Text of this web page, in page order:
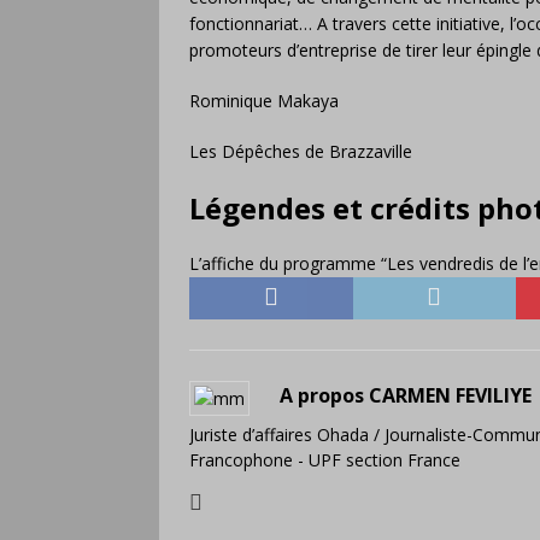
fonctionnariat… A travers cette initiative,
promoteurs d’entreprise de tirer leur épingle
Rominique Makaya
Les Dépêches de Brazzaville
Légendes et crédits
L’affiche du programme “Les vendredis de
A propos CARMEN FEVILIYE
Juriste d’affaires Ohada / Journaliste-
Francophone - UPF section France